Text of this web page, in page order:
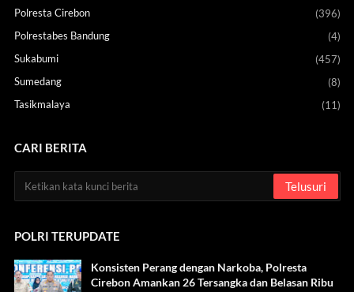
Polresta Cirebon
(396)
Polrestabes Bandung
(4)
Sukabumi
(457)
Sumedang
(8)
Tasikmalaya
(11)
CARI BERITA
POLRI TERUPDATE
Konsisten Perang dengan Narkoba, Polresta
Cirebon Amankan 26 Tersangka dan Belasan Ribu